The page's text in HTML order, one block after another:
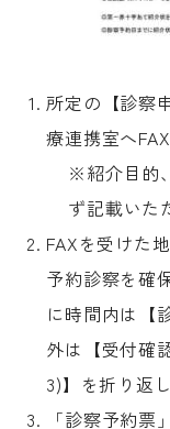
所定の【診察
療連携室へ
※紹介目的
ず記載いた
FAXを受けた
予約診察を確
に時間内は【
外は【受付確
3)】を折り返
「診察予約